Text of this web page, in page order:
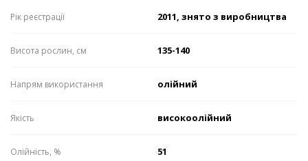
Рік реєстрації 2011, знято з виробництва
Висота рослин, см 135-140
Напрям використання олійний
Якість високоолійний
Олійність, % 51